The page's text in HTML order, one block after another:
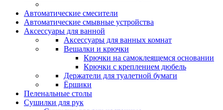
Автоматические смесители
Автоматические смывные устройства
Аксессуары для ванной
Аксессуары для ванных комнат
Вешалки и крючки
Крючки на самоклеящемся основании
Крючки с креплением дюбель
Держатели для туалетной бумаги
Ёршики
Пеленальные столы
Сушилки для рук